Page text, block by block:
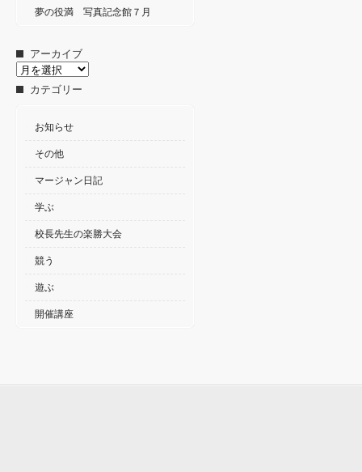
夢の役満 写真記念館７月
アーカイブ
ア
カテゴリー
お知らせ
その他
マージャン日記
学ぶ
校長先生の楽勝大会
競う
遊ぶ
開催講座